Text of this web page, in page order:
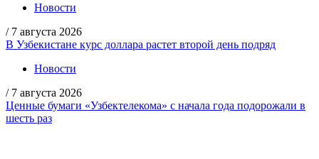
Новости
/ 7 августа 2026
В Узбекистане курс доллара растет второй день подряд
Новости
/ 7 августа 2026
Ценные бумаги «Узбектелекома» с начала года подорожали в
шесть раз